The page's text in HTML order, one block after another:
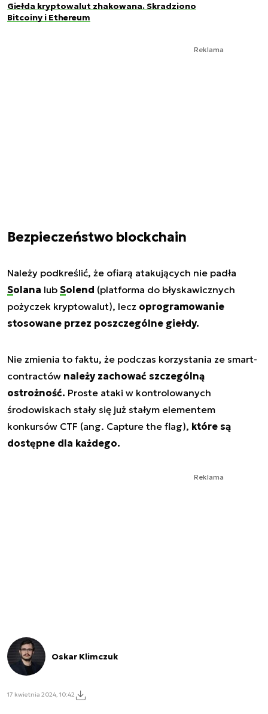
Giełda kryptowalut zhakowana. Skradziono
Bitcoiny i Ethereum
Reklama
Bezpieczeństwo blockchain
Należy podkreślić, że ofiarą atakujących nie padła
Solana lub Solend (platforma do błyskawicznych
pożyczek kryptowalut), lecz oprogramowanie
stosowane przez poszczególne giełdy.
Nie zmienia to faktu, że podczas korzystania ze smart-
contractów należy zachować szczególną
ostrożność. Proste ataki w kontrolowanych
środowiskach stały się już stałym elementem
konkursów CTF (ang. Capture the flag), które są
dostępne dla każdego.
Reklama
Oskar Klimczuk
17 kwietnia 2024, 10:42